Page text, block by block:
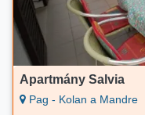
Apartmány Salvia
Pag - Kolan a Mandre